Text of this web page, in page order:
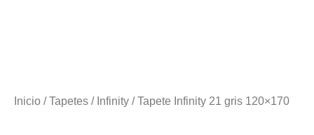
Inicio /Tapetes / Infinity / Tapete Infinity 21 gris 120×170